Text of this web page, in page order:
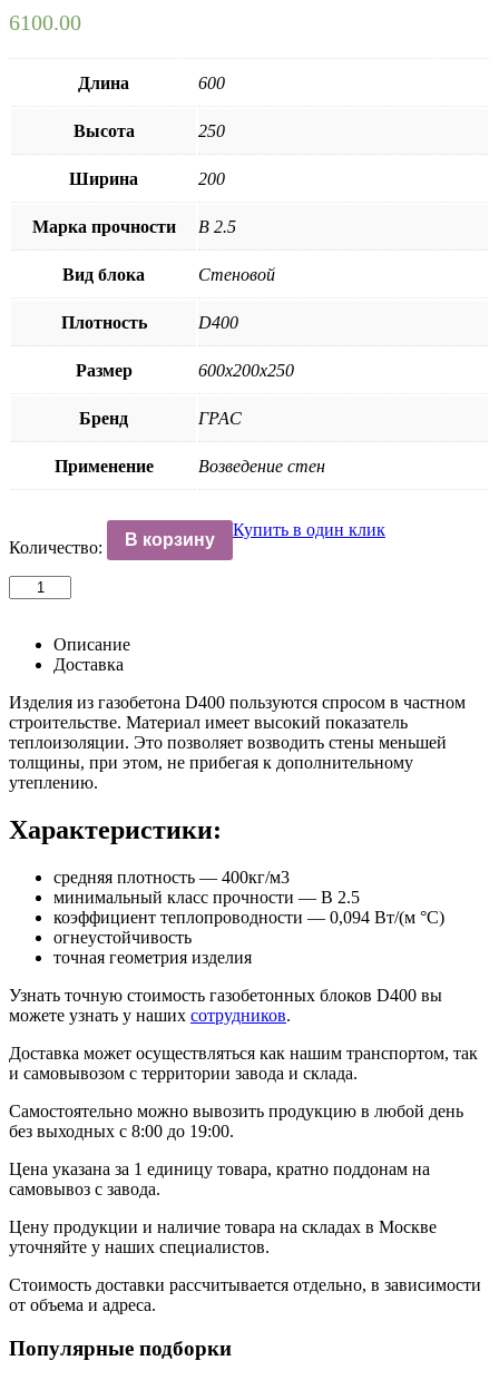
6100.00
Длина 600
Высота 250
Ширина 200
Марка прочности B 2.5
Вид блока Стеновой
Плотность D400
Размер 600х200х250
Бренд ГРАС
Применение Возведение стен
Количество:
Количество
товара
газобетонный
стеновой
600х200х250
B2,5
В корзину
Купить в один клик
Описание
Доставка
Изделия из газобетона D400 пользуются спросом в частном
строительстве. Материал имеет высокий показатель
теплоизоляции. Это позволяет возводить стены меньшей
толщины, при этом, не прибегая к дополнительному
утеплению.
Характеристики:
средняя плотность ― 400кг/м3
минимальный класс прочности ― B 2.5
коэффициент теплопроводности ― 0,094 Вт/(м °С)
огнеустойчивость
точная геометрия изделия
Узнать точную стоимость газобетонных блоков D400 вы
можете узнать у наших сотрудников.
Доставка может осуществляться как нашим транспортом, так
и самовывозом с территории завода и склада.
Самостоятельно можно вывозить продукцию в любой день
без выходных с 8:00 до 19:00.
Цена указана за 1 единицу товара, кратно поддонам на
самовывоз с завода.
Цену продукции и наличие товара на складах в Москве
уточняйте у наших специалистов.
Стоимость доставки рассчитывается отдельно, в зависимости
от объема и адреса.
Популярные подборки